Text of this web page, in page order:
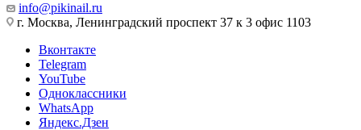
info@pikinail.ru
г. Москва, Ленинградский проспект 37 к 3 офис 1103
Вконтакте
Telegram
YouTube
Одноклассники
WhatsApp
Яндекс.Дзен